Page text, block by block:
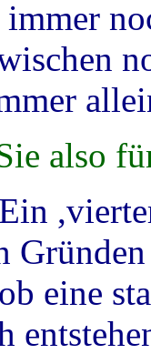
also
Ein
eine